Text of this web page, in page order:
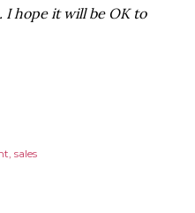
I hope it will be OK to
sales